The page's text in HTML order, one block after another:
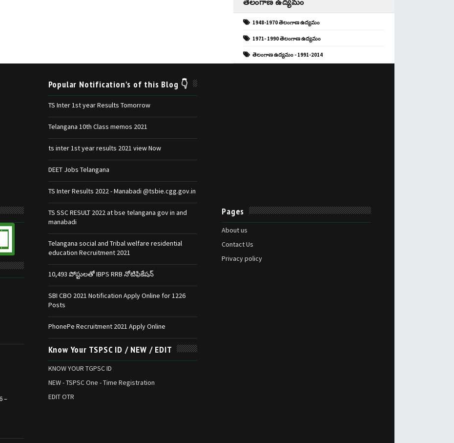
తెలంగాణ ఉద్యమం
1948-1970 తెలంగాణ ఉద్యమం
1971- 1990 తెలంగాణ ఉద్యమం
తెలంగాణ ఉద్యమం - 1991-2014
–
Popular Notification's of this Blog 👇
TS Inter 1st year Results Tomorrow
Telangana 10th Class memos 2021
ts inter 1st year results 2021 view Now
DEET Jobs Telangana
TS Inter Results 2022 - Manabadi @tsbie.cgg.gov.in
TS SSC RESULT 2022 at bse telangana gov in and
manabadi
Telangana social and Tribal welfare residential
education Recruitment 2021
10,493 పోస్టులతో IBPS RRB నోటిఫికేషన్‌
SBI CBO 2021 Notification Apply Online for 1226
Posts
PhonePe Recruitment 2021 Apply Online
Know Your TSPSC ID / NEW / EDIT
KNOW YOUR TGPSC ID
NEW - TSPSC One - Time Registration
EDIT OTR
Pages
About us
Contact Us
Privacy policy